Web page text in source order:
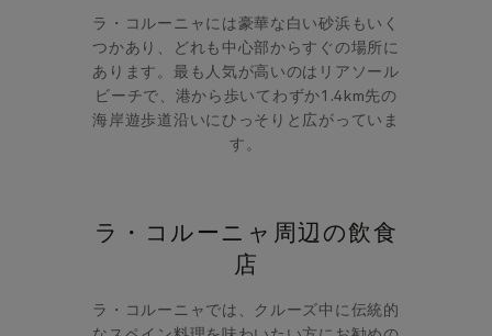
ラ・コルーニャには豪華な白い砂浜もいく
つかあり、どれも中心部からすぐの場所に
あります。最も人気が高いのはリアソール
ビーチで、港から歩いてわずか1.4km先の
海岸遊歩道沿いにひっそりと広がっていま
す。
ラ・コルーニャ周辺の飲食
店
ラ・コルーニャでは、クルーズ中に伝統的